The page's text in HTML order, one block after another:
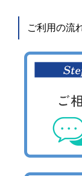
ご利用の流